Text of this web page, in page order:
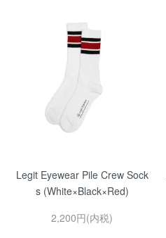
Legit Eyewear Pile Crew Sock
s (White×Black×Red)
2,200円(内税)